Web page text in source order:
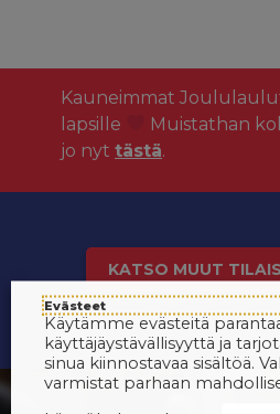
Kauneimmat
lapsille
Muistathan
jo nyt tästä.
KATSO MUUT
Evästeet
Käytämme evästeitä
käyttäjäystävällisyyttä ja
sinua kiinnostavaa sisältöä.
varmistat parhaan